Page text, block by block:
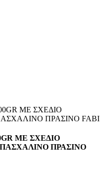
ΜΕ ΣΧΕΔΙΟ
ΠΡΑΣΙΝΟ